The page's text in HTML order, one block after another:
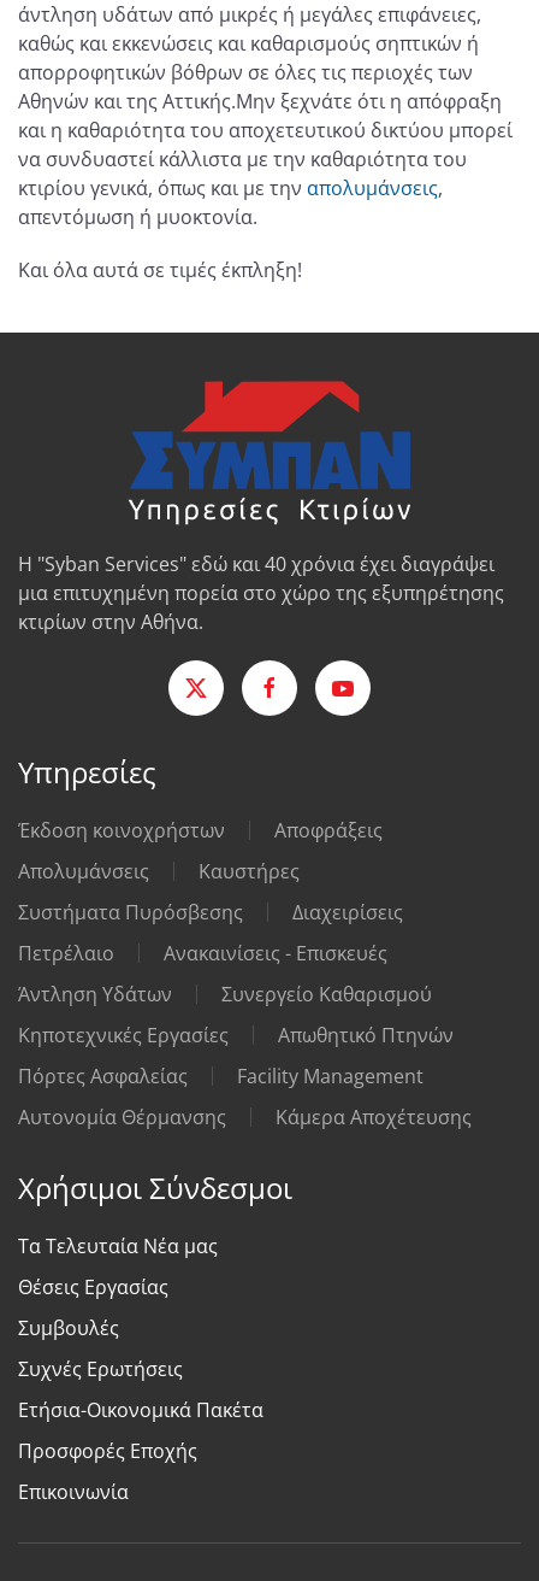
άντληση υδάτων από μικρές ή μεγάλες επιφάνειες,
καθώς και εκκενώσεις και καθαρισμούς σηπτικών ή
απορροφητικών βόθρων σε όλες τις περιοχές των
Αθηνών και της Αττικής.Μην ξεχνάτε ότι η απόφραξη
και η καθαριότητα του αποχετευτικού δικτύου μπορεί
να συνδυαστεί κάλλιστα με την καθαριότητα του
κτιρίου γενικά, όπως και με την απολυμάνσεις,
απεντόμωση ή μυοκτονία.
Και όλα αυτά σε τιμές έκπληξη!
Η "Syban Services" εδώ και 40 χρόνια έχει διαγράψει
μια επιτυχημένη πορεία στο χώρο της εξυπηρέτησης
κτιρίων στην Αθήνα.
Υπηρεσίες
Έκδοση κοινοχρήστων
Αποφράξεις
Απολυμάνσεις
Καυστήρες
Συστήματα Πυρόσβεσης
Διαχειρίσεις
Πετρέλαιο
Ανακαινίσεις - Επισκευές
Άντληση Υδάτων
Συνεργείο Καθαρισμού
Κηποτεχνικές Εργασίες
Απωθητικό Πτηνών
Πόρτες Ασφαλείας
Facility Management
Αυτονομία Θέρμανσης
Κάμερα Αποχέτευσης
Χρήσιμοι Σύνδεσμοι
Τα Τελευταία Νέα μας
Θέσεις Εργασίας
Συμβουλές
Συχνές Ερωτήσεις
Ετήσια-Οικονομικά Πακέτα
Προσφορές Εποχής
Επικοινωνία